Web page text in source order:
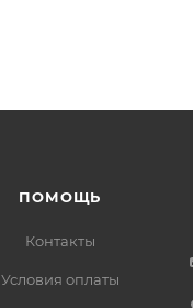
ПОМОЩЬ
Контакты
Условия оплаты